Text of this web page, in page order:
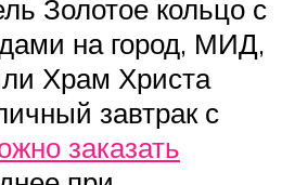
Золотое кольцо с
на город, МИД,
Храм Христа
завтрак с
заказать